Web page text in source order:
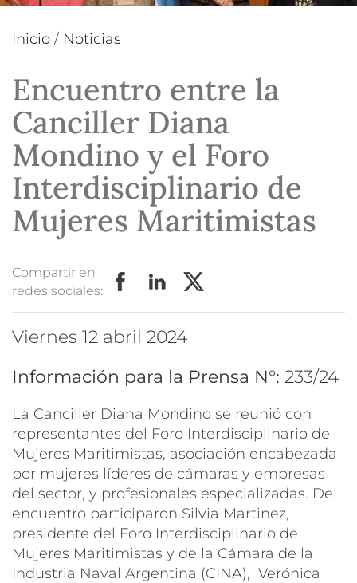
Inicio / Noticias
Encuentro entre la
Canciller Diana
Mondino y el Foro
Interdisciplinario de
Mujeres Maritimistas
Compartir en
redes sociales:
viernes 12 abril 2024
Información para la Prensa N°: 233/24
La Canciller Diana Mondino se reunió con
representantes del Foro Interdisciplinario de
Mujeres Maritimistas, asociación encabezada
por mujeres líderes de cámaras y empresas
del sector, y profesionales especializadas. Del
encuentro participaron Silvia Martinez,
presidente del Foro Interdisciplinario de
Mujeres Maritimistas y de la Cámara de la
Industria Naval Argentina (CINA), Verónica